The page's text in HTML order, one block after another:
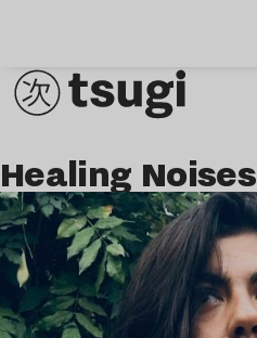
Healing Noises